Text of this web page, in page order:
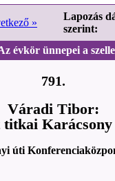
»
Lapozás
szerint:
ünnepei a
791.
Váradi Tibor:
titkai Karácsony
úti